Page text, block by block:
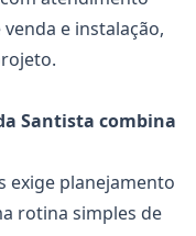
e instalação,
Santista combina
exige planejamento
rotina simples de